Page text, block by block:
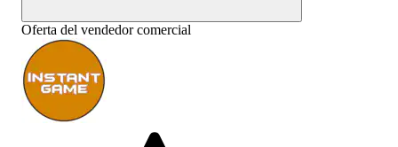
Oferta del vendedor comercial